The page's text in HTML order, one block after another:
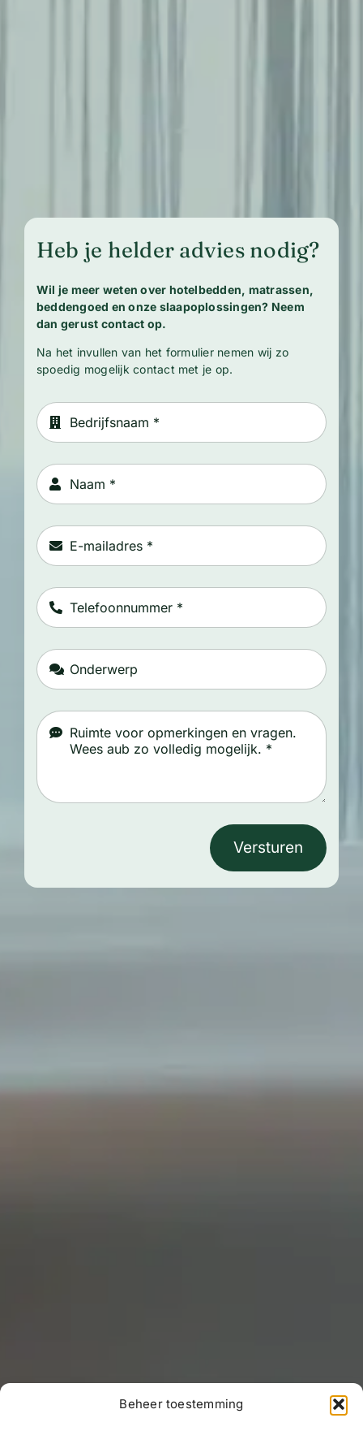
Beheer toestemming
Heb je helder advies nodig?
Wil je meer weten over hotelbedden, matrassen,
beddengoed en onze slaapoplossingen? Neem
dan gerust contact op.
Na het invullen van het formulier nemen wij zo
spoedig mogelijk contact met je op.
Versturen